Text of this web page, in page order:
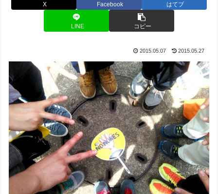
X Facebook はてブ
LINE コピー
2015.05.07 2015.05.27